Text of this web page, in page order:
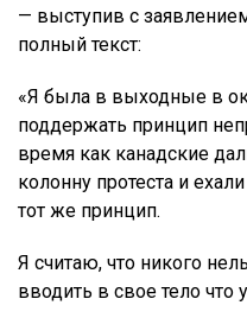
— выступив с
полный текст:
«Я была в выходные в
поддержать принцип
время как канадские
колонну протеста и
тот же принцип.
Я считаю, что никого
вводить в свое тело что